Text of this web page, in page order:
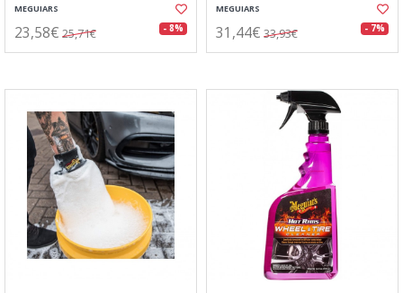
MEGUIARS
23,58€ 25,71€ - 8%
MEGUIARS
31,44€ 33,93€ - 7%